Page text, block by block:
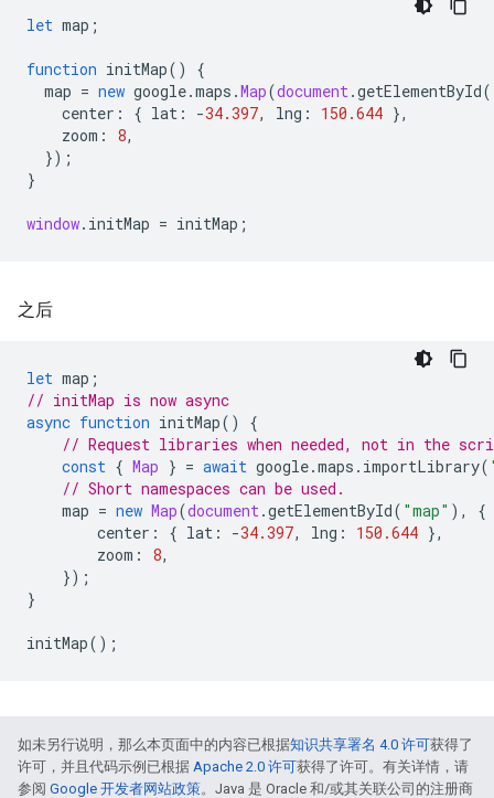
let map ;
function initMap()
{
map = new google.maps .Map(document.getElementById(
center : { lat : -34.397, lng : 150.644 },
zoom : 8,
});
}
window. initMap = initMap ;
之后
let map ;
// initMap is now async
async function initMap()
{
// Request libraries when needed, not in the
const { Map } = await google.maps . importLibrary(
// Short namespaces can be used.
map = new Map(document.getElementById( "map" ),
{
center : { lat : -34.397, lng : 150.644 },
zoom : 8,
});
}
initMap();
如未另行说明，那么本页面中的内容已根据知识共享署名 4.0 许可获得了
许可，并且代码示例已根据 Apache 2.0 许可获得了许可。有关详情，请
参阅 Google 开发者网站政策。Java 是 Oracle 和/或其关联公司的注册商